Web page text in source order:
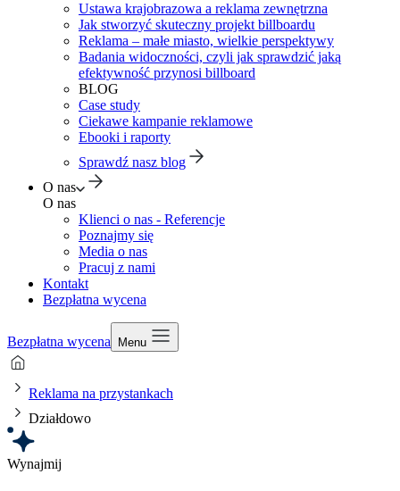
Ustawa krajobrazowa a reklama zewnętrzna
Jak stworzyć skuteczny projekt billboardu
Reklama – małe miasto, wielkie perspektywy
Badania widoczności, czyli jak sprawdzić jaką
efektywność przynosi billboard
BLOG
Case study
Ciekawe kampanie reklamowe
Ebooki i raporty
Sprawdź nasz blog
O nas
O nas
Klienci o nas - Referencje
Poznajmy się
Media o nas
Pracuj z nami
Kontakt
Bezpłatna wycena
Bezpłatna wycena Menu
Reklama na przystankach
Działdowo
Wynajmij